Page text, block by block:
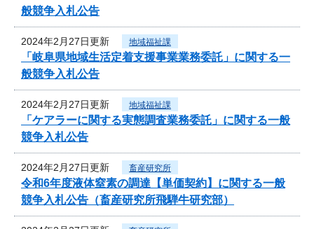
般競争入札公告
2024年2月27日更新 地域福祉課
「岐阜県地域生活定着支援事業業務委託」に関する一
般競争入札公告
2024年2月27日更新 地域福祉課
「ケアラーに関する実態調査業務委託」に関する一般
競争入札公告
2024年2月27日更新 畜産研究所
令和6年度液体窒素の調達【単価契約】に関する一般
競争入札公告（畜産研究所飛騨牛研究部）